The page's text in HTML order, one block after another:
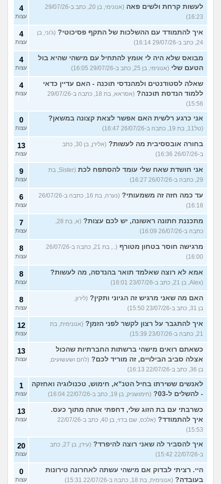
לעשות קרחת ולשים פאה
(אנונימי, בן 20, כתב ב-29/07/26
16:23)
4
עצות
איך להתמודד עם ההשלכות של התקף פסיכוטי? (ג'וני, בן
24, כתב ב-29/07/26 16:14)
4
עצות
מבואס שלא היה לי אומץ להתחיל עם מישהי שהיא בול
הטעם שלי (אנונימי, בן 25, כתב ב-29/07/26 16:05)
4
עצות
שאלה לסטודנטים ולמהנדסי תוכנה - האם עדיין כדאי
ללמוד הנדסת תוכנה?
(אסראא, בת 18, כתבה ב-29/07/26
15:56)
4
עצות
אני כרגע רלשית האם אפשר לצאת קצונה במשאן?
(טל11, בת 19, כתבה ב-26/07/26 16:47)
0
עצות
בחורה אובססיבית מה לעשות?
(אלירן, בן 30, כתב
ב-26/07/26 16:36)
13
עצות
אני חושדת שאח שלי עומד להסתפח לכת
(Sister, בת
29, כתבה ב-26/07/26 16:27)
9
עצות
עד כמה חזה זה משמעותי?
(נערה, בת 16, כתבה ב-26/07/26
16:18)
6
עצות
מתכננת חתונה ראשונה, יש לכם עצות?
(א, בת 28,
כתבה ב-26/07/26 16:09)
7
עצות
מרגישה חוסר בטחון מטורף
(.., בת 21, כתבה ב-26/07/26
16:00)
8
עצות
אמא לא רוצה שאלמד תואר בהנדסה, מה לעשות?
(Alex, בן 21, כתב ב-23/07/26 16:01)
8
עצות
האם מה שאני מרגיש זה הגיוני ותקין? (לירון,
בן 31, כתב ב-23/07/26 15:50)
8
עצות
איך להתגבר על רצון לקשר לפני הזמן? (אנונימית, בת
21, כתבה ב-23/07/26 15:39)
12
עצות
כשאתם רואים מישהי ברשתות החברתיות שהכול
אצלה סביב הבילויים, זה מוריד לכם? (לחם ושעשועים,
בן 36, כתב ב-22/07/26 16:13)
13
עצות
לאנשים ששירתו בחיל הטנ"א, חימוש, טכנולוגיה ואחזקה
- להשלים ל-03?
(חימושניק, בן 19, כתב ב-22/07/26 16:04)
1
עצות
כשרבתי עם בת הזוג שלי, דחפתי אותה מתוך כעס.
איך להתמודד?
(אלכס, שם בדוי, בן 40, כתב ב-22/07/26
15:53)
13
עצות
איך להסביר לה שאני רוצה להיפרד?
(עידן, בן 27, כתב
ב-22/07/26 15:42)
20
עצות
היי. רציתי לבדוק אם מישהי עשתה לאחרונה טירונות
בעובדה? (אנונימית, בת 18, כתבה ב-22/07/26 15:31)
0
עצות